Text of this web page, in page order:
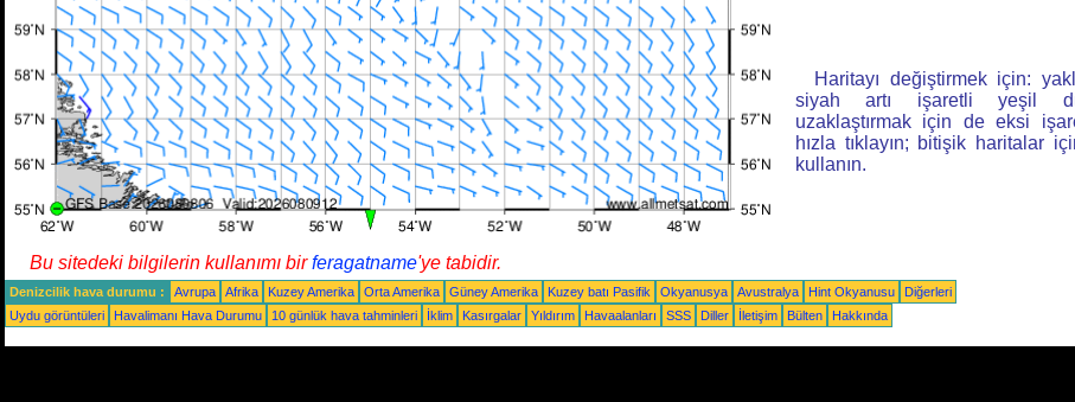
Haritayı değiştirmek için:
siyah artı işaretli yeşil
uzaklaştırmak için de eksi
hızla tıklayın; bitişik haritalar
kullanın.
Bu sitedeki bilgilerin kullanımı birferagatname'ye tabidir.
Denizcilik hava durumu : Avrupa Afrika Kuzey Amerika Orta Amerika Güney Amerika Kuzey batı Pasifik Okyanusya Avustralya Hint Okyanusu
Diğerleri
Uydu görüntüleri
Havalimanı Hava Durumu 10 günlük hava tahminleri İklim Kasırgalar Yıldırım Havaalanları SSS Diller İletişim Bülten Hakkında